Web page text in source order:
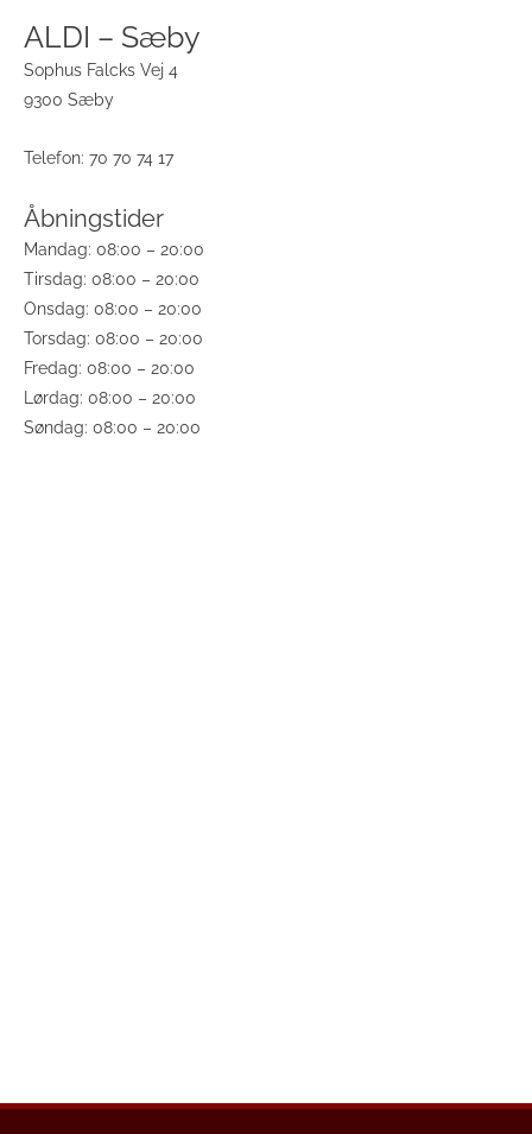
ALDI – Sæby
Sophus Falcks Vej 4
9300 Sæby
Telefon: 70 70 74 17
Åbningstider
Mandag: 08:00 – 20:00
Tirsdag: 08:00 – 20:00
Onsdag: 08:00 – 20:00
Torsdag: 08:00 – 20:00
Fredag: 08:00 – 20:00
Lørdag: 08:00 – 20:00
Søndag: 08:00 – 20:00